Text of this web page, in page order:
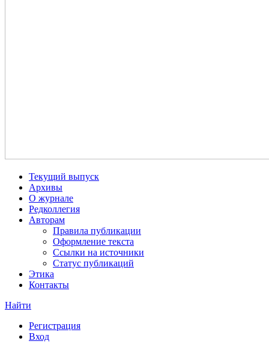
Текущий выпуск
Архивы
О журнале
Редколлегия
Авторам
Правила публикации
Оформление текста
Ссылки на источники
Статус публикаций
Этика
Контакты
Найти
Регистрация
Вход